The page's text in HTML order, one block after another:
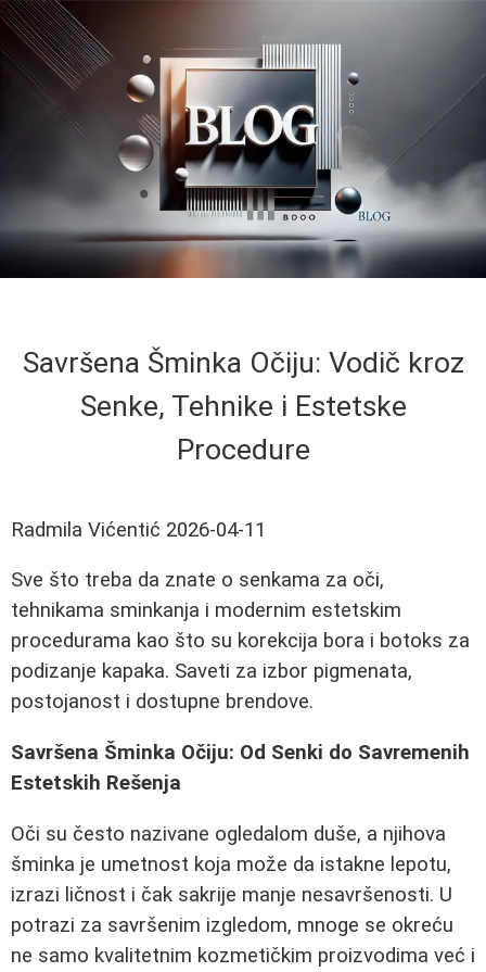
Savršena Šminka Očiju: Vodič kroz
Senke, Tehnike i Estetske
Procedure
Radmila Vićentić 2026-04-11
Sve što treba da znate o senkama za oči,
tehnikama sminkanja i modernim estetskim
procedurama kao što su korekcija bora i botoks za
podizanje kapaka. Saveti za izbor pigmenata,
postojanost i dostupne brendove.
Savršena Šminka Očiju: Od Senki do Savremenih
Estetskih Rešenja
Oči su često nazivane ogledalom duše, a njihova
šminka je umetnost koja može da istakne lepotu,
izrazi ličnost i čak sakrije manje nesavršenosti. U
potrazi za savršenim izgledom, mnoge se okreću
ne samo kvalitetnim kozmetičkim proizvodima već i